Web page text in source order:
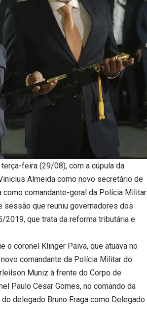
feira (29/08), com a cúpula da
Almeida como novo secretário de
comandante-geral da Polícia Militar.
sessão que reuniu governadores dos
que trata da reforma tributária e
o coronel Klinger Paiva, que atuava no
comandante da Polícia Militar do
Muniz à frente do Corpo de
Paulo Cesar Gomes, no comando da
delegado Bruno Fraga como Delegado